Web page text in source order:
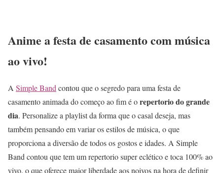
Anime a festa de casamento com música
ao vivo!
A Simple Band contou que o segredo para uma festa de
casamento animada do começo ao fim é orepertorio do grande
dia. Personalize a playlist da forma que o casal deseja, mas
também pensando em variar os estilos de música, o que
proporciona a diversão de todos os gostos e idades. A Simple
Band contou que tem um repertorio super eclético e toca 100% ao
vivo, o que oferece maior liberdade aos noivos na hora de definir